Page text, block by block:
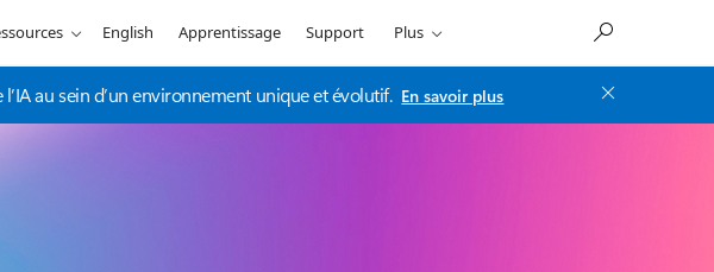
English Apprentissage Support Plus
au sein d’un environnement unique et évolutif. En savoir plus